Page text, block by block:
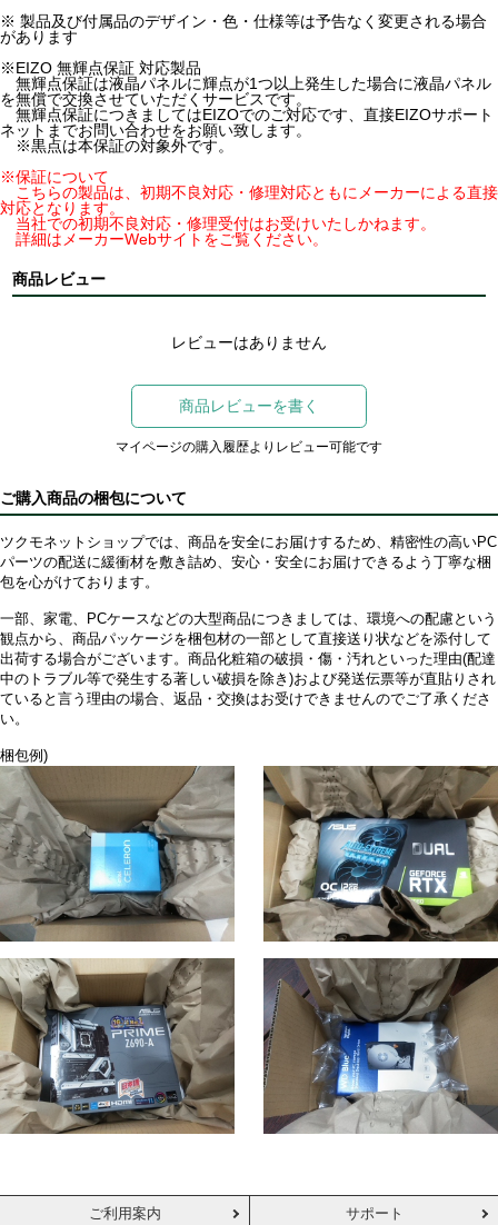
※ 製品及び付属品のデザイン・色・仕様等は予告なく変更される場合
があります
※EIZO 無輝点保証 対応製品
無輝点保証は液晶パネルに輝点が1つ以上発生した場合に液晶パネル
を無償で交換させていただくサービスです。
無輝点保証につきましてはEIZOでのご対応です、直接EIZOサポート
ネットまでお問い合わせをお願い致します。
※黒点は本保証の対象外です。
※保証について
こちらの製品は、初期不良対応・修理対応ともにメーカーによる直接
対応となります。
当社での初期不良対応・修理受付はお受けいたしかねます。
詳細はメーカーWebサイトをご覧ください。
商品レビュー
レビューはありません
商品レビューを書く
マイページの購入履歴よりレビュー可能です
ご購入商品の梱包について
ツクモネットショップでは、商品を安全にお届けするため、精密性の高いPC
パーツの配送に緩衝材を敷き詰め、安心・安全にお届けできるよう丁寧な梱
包を心がけております。
一部、家電、PCケースなどの大型商品につきましては、環境への配慮という
観点から、商品パッケージを梱包材の一部として直接送り状などを添付して
出荷する場合がございます。商品化粧箱の破損・傷・汚れといった理由(配達
中のトラブル等で発生する著しい破損を除き)および発送伝票等が直貼りされ
ていると言う理由の場合、返品・交換はお受けできませんのでご了承くださ
い。
梱包例)
ご利用案内 サポート